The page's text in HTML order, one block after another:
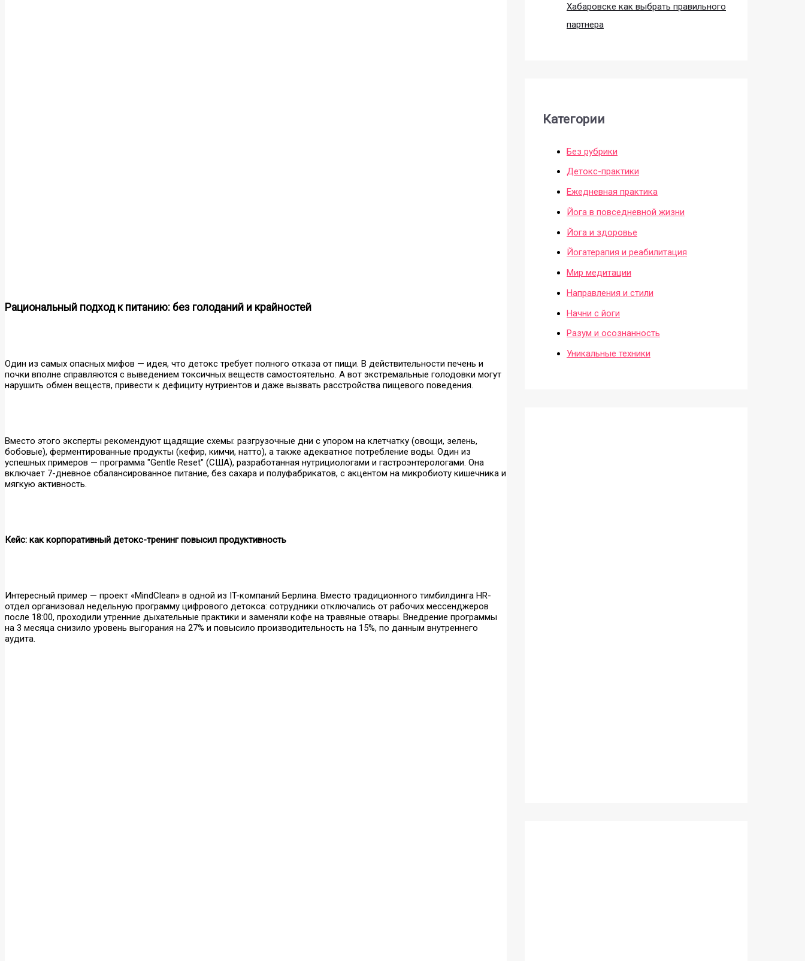
Рациональный подход к питанию: без голоданий и крайностей
Один из самых опасных мифов — идея, что детокс требует полного отказа от пищи. В действительности печень и
почки вполне справляются с выведением токсичных веществ самостоятельно. А вот экстремальные голодовки могут
нарушить обмен веществ, привести к дефициту нутриентов и даже вызвать расстройства пищевого поведения.
Вместо этого эксперты рекомендуют щадящие схемы: разгрузочные дни с упором на клетчатку (овощи, зелень,
бобовые), ферментированные продукты (кефир, кимчи, натто), а также адекватное потребление воды. Один из
успешных примеров — программа "Gentle Reset" (США), разработанная нутрициологами и гастроэнтерологами. Она
включает 7-дневное сбалансированное питание, без сахара и полуфабрикатов, с акцентом на микробиоту кишечника и
мягкую активность.
Кейс: как корпоративный детокс-тренинг повысил продуктивность
Интересный пример — проект «MindClean» в одной из IT-компаний Берлина. Вместо традиционного тимбилдинга HR-
отдел организовал недельную программу цифрового детокса: сотрудники отключались от рабочих мессенджеров
после 18:00, проходили утренние дыхательные практики и заменяли кофе на травяные отвары. Внедрение программы
на 3 месяца снизило уровень выгорания на 27% и повысило производительность на 15%, по данным внутреннего
аудита.
Хабаровске как выбрать правильного
партнера
Категории
Без рубрики
Детокс-практики
Ежедневная практика
Йога в повседневной жизни
Йога и здоровье
Йогатерапия и реабилитация
Мир медитации
Направления и стили
Начни с йоги
Разум и осознанность
Уникальные техники